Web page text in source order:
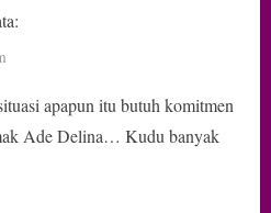
apapun itu butuh komitmen
Ade Delina… Kudu banyak